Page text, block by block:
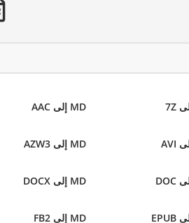
MD إلى AAC
MD إلى AZW3
MD إلى DOCX
MD إلى FB2